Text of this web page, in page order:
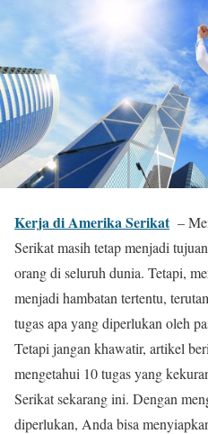
Kerja di Amerika Serikat –
Serikat masih tetap menjadi
orang di seluruh dunia. Tetapi,
menjadi hambatan tertentu,
tugas apa yang diperlukan oleh
Tetapi jangan khawatir, artikel
mengetahui 10 tugas yang
Serikat sekarang ini. Dengan
diperlukan, Anda bisa